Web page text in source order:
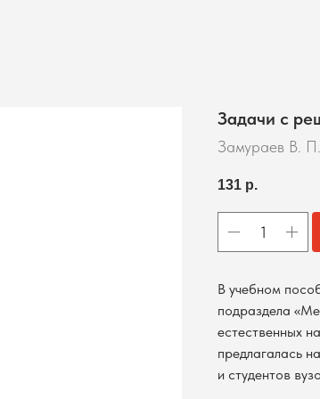
Задачи с
Замураев В.
131 р.
В учебном
подраздела
естественных
предлагалась
и студентов